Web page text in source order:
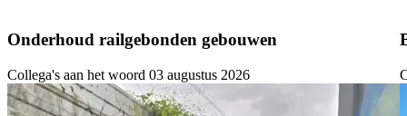
Onderhoud railgebonden gebouwen
Collega's aan het woord 03 augustus 2026